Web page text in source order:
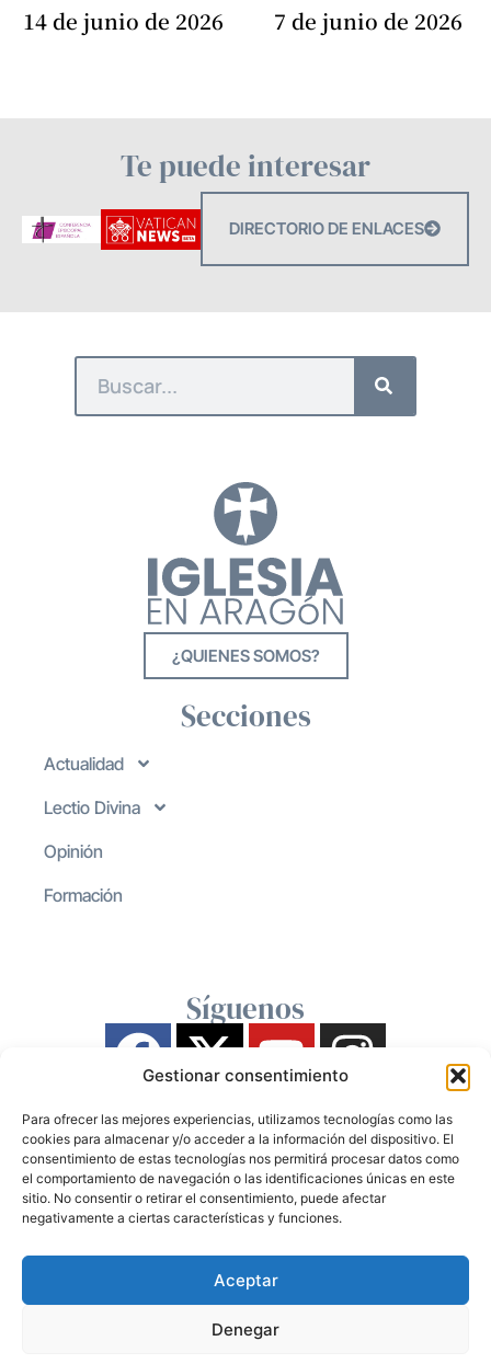
Gestionar consentimiento
Para ofrecer las mejores experiencias, utilizamos tecnologías como las
cookies para almacenar y/o acceder a la información del dispositivo. El
consentimiento de estas tecnologías nos permitirá procesar datos como
el comportamiento de navegación o las identificaciones únicas en este
sitio. No consentir o retirar el consentimiento, puede afectar
negativamente a ciertas características y funciones.
Aceptar
Denegar
14 de junio de 2026 7 de junio de 2026
Te puede interesar
DIRECTORIO DE ENLACES
¿QUIENES SOMOS?
Secciones
Actualidad
Lectio Divina
Opinión
Formación
Síguenos